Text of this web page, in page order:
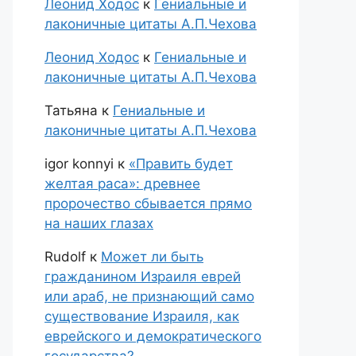
Леонид Ходос к Гениальные и
лаконичные цитаты А.П.Чехова
Леонид Ходос к Гениальные и
лаконичные цитаты А.П.Чехова
Татьяна к Гениальные и
лаконичные цитаты А.П.Чехова
igor konnyi к «Править будет
желтая раса»: древнее
пророчество сбывается прямо
на наших глазах
Rudolf к Может ли быть
гражданином Израиля еврей
или араб, не признающий само
существование Израиля, как
еврейского и демократического